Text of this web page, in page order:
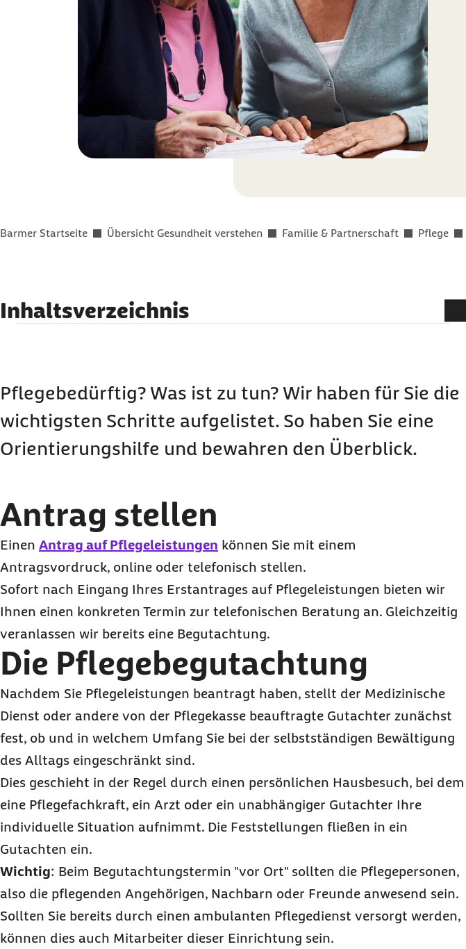
Sie befinden sich hier:
Barmer Startseite Übersicht Gesundheit verstehen Familie & Partnerschaft Pflege
Inhaltsverzeichnis
Leistungsbescheid
Heilfürsorge- und Beihilfeberechtigte
Höherstufung
Pflegebedürftig? Was ist zu tun? Wir haben für Sie die
wichtigsten Schritte aufgelistet. So haben Sie eine
Orientierungshilfe und bewahren den Überblick.
Antrag stellen
Einen Antrag auf Pflegeleistungen können Sie mit einem
Antragsvordruck, online oder telefonisch stellen.
Sofort nach Eingang Ihres Erstantrages auf Pflegeleistungen bieten wir
Ihnen einen konkreten Termin zur telefonischen Beratung an. Gleichzeitig
veranlassen wir bereits eine Begutachtung.
Die Pflegebegutachtung
Nachdem Sie Pflegeleistungen beantragt haben, stellt der Medizinische
Dienst oder andere von der Pflegekasse beauftragte Gutachter zunächst
fest, ob und in welchem Umfang Sie bei der selbstständigen Bewältigung
des Alltags eingeschränkt sind.
Dies geschieht in der Regel durch einen persönlichen Hausbesuch, bei dem
eine Pflegefachkraft, ein Arzt oder ein unabhängiger Gutachter Ihre
individuelle Situation aufnimmt. Die Feststellungen fließen in ein
Gutachten ein.
Wichtig: Beim Begutachtungstermin "vor Ort" sollten die Pflegepersonen,
also die pflegenden Angehörigen, Nachbarn oder Freunde anwesend sein.
Sollten Sie bereits durch einen ambulanten Pflegedienst versorgt werden,
können dies auch Mitarbeiter dieser Einrichtung sein.